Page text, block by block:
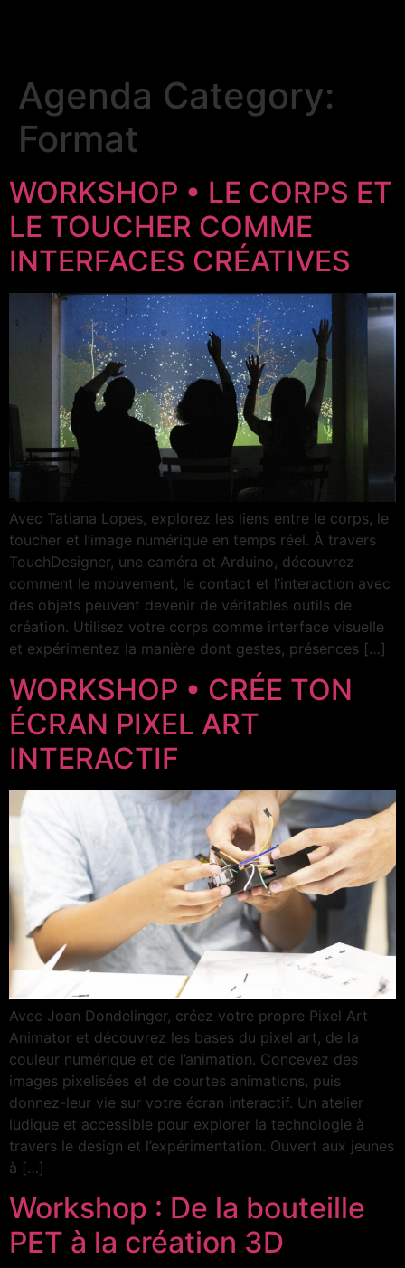
Agenda Category:
Format
WORKSHOP • LE CORPS ET
LE TOUCHER COMME
INTERFACES CRÉATIVES
Avec Tatiana Lopes, explorez les liens entre le corps, le
toucher et l’image numérique en temps réel. À travers
TouchDesigner, une caméra et Arduino, découvrez
comment le mouvement, le contact et l’interaction avec
des objets peuvent devenir de véritables outils de
création. Utilisez votre corps comme interface visuelle
et expérimentez la manière dont gestes, présences […]
WORKSHOP • CRÉE TON
ÉCRAN PIXEL ART
INTERACTIF
Avec Joan Dondelinger, créez votre propre Pixel Art
Animator et découvrez les bases du pixel art, de la
couleur numérique et de l’animation. Concevez des
images pixelisées et de courtes animations, puis
donnez-leur vie sur votre écran interactif. Un atelier
ludique et accessible pour explorer la technologie à
travers le design et l’expérimentation. Ouvert aux jeunes
à […]
Workshop : De la bouteille
PET à la création 3D